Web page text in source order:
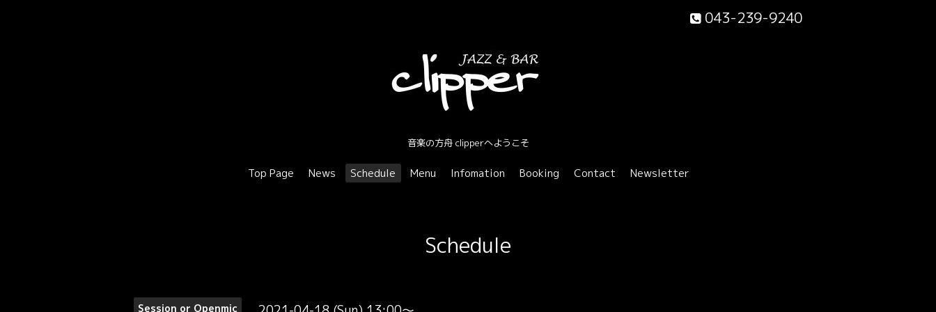
043-239-9240
音楽の方舟 clipperへようこそ
Top Page News Schedule Menu Infomation Booking Contact Newsletter
Schedule
Session or Openmic